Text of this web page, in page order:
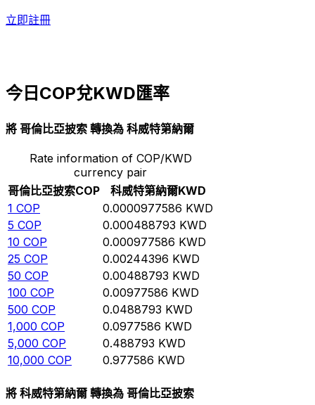
立即註冊
今日COP兌KWD匯率
將 哥倫比亞披索 轉換為 科威特第納爾
Rate information of COP/KWD
currency pair
哥倫比亞披索COP 科威特第納爾KWD
1 COP 0.0000977586 KWD
5 COP 0.000488793 KWD
10 COP 0.000977586 KWD
25 COP 0.00244396 KWD
50 COP 0.00488793 KWD
100 COP 0.00977586 KWD
500 COP 0.0488793 KWD
1,000 COP 0.0977586 KWD
5,000 COP 0.488793 KWD
10,000 COP 0.977586 KWD
將 科威特第納爾 轉換為 哥倫比亞披索